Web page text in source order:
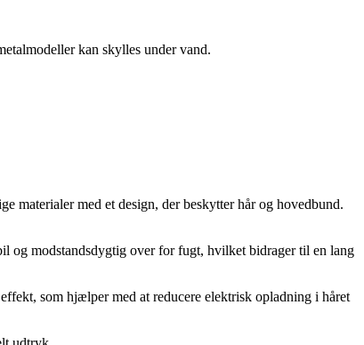
kan skylles under vand.
materialer med et design, der beskytter hår og hovedbund.
og modstandsdygtig over for fugt, hvilket bidrager til en lang
som hjælper med at reducere elektrisk opladning i håret